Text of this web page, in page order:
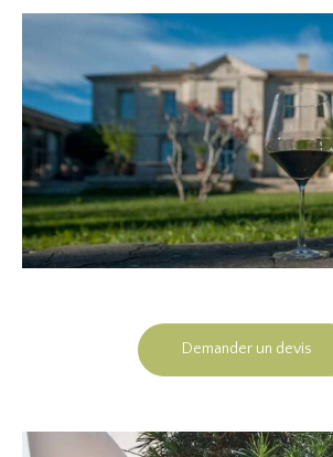
Demander un devis